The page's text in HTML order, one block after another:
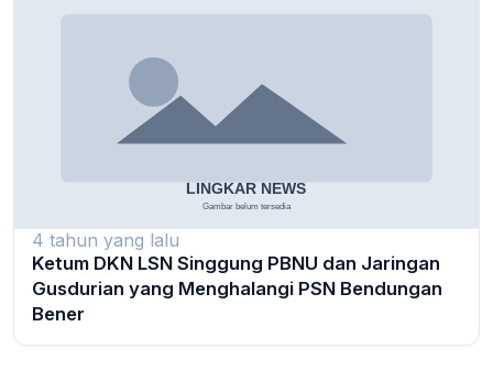
4 tahun yang lalu
Ketum DKN LSN Singgung PBNU dan Jaringan
Gusdurian yang Menghalangi PSN Bendungan
Bener